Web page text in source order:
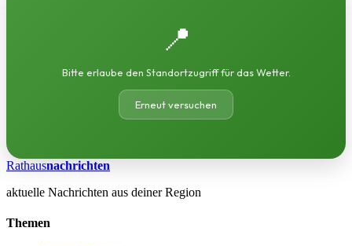
📍
Bitte erlaube den Standortzugriff für das Wetter.
Erneut versuchen
Rathausnachrichten
aktuelle Nachrichten aus deiner Region
Themen